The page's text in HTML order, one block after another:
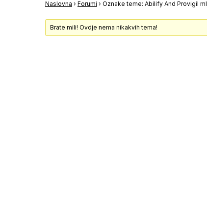
Naslovna › Forumi › Oznake teme: Abilify And Provigil ml
Brate mili! Ovdje nema nikakvih tema!